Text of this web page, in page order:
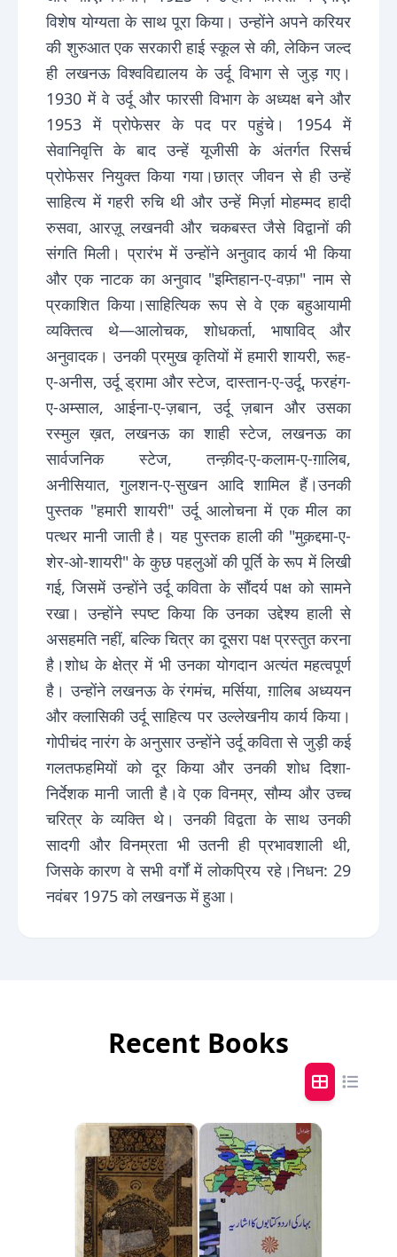
विशेष योग्यता के साथ पूरा किया। उन्होंने अपने करियर
की शुरुआत एक सरकारी हाई स्कूल से की, लेकिन जल्द
ही लखनऊ विश्वविद्यालय के उर्दू विभाग से जुड़ गए।
1930 में वे उर्दू और फारसी विभाग के अध्यक्ष बने और
1953 में प्रोफेसर के पद पर पहुंचे। 1954 में
सेवानिवृत्ति के बाद उन्हें यूजीसी के अंतर्गत रिसर्च
प्रोफेसर नियुक्त किया गया।छात्र जीवन से ही उन्हें
साहित्य में गहरी रुचि थी और उन्हें मिर्ज़ा मोहम्मद हादी
रुसवा, आरज़ू लखनवी और चकबस्त जैसे विद्वानों की
संगति मिली। प्रारंभ में उन्होंने अनुवाद कार्य भी किया
और एक नाटक का अनुवाद "इम्तिहान-ए-वफ़ा" नाम से
प्रकाशित किया।साहित्यिक रूप से वे एक बहुआयामी
व्यक्तित्व थे—आलोचक, शोधकर्ता, भाषाविद् और
अनुवादक। उनकी प्रमुख कृतियों में हमारी शायरी, रूह-
ए-अनीस, उर्दू ड्रामा और स्टेज, दास्तान-ए-उर्दू, फरहंग-
ए-अम्साल, आईना-ए-ज़बान, उर्दू ज़बान और उसका
रस्मुल ख़त, लखनऊ का शाही स्टेज, लखनऊ का
सार्वजनिक स्टेज, तन्क़ीद-ए-कलाम-ए-ग़ालिब,
अनीसियात, गुलशन-ए-सुखन आदि शामिल हैं।उनकी
पुस्तक "हमारी शायरी" उर्दू आलोचना में एक मील का
पत्थर मानी जाती है। यह पुस्तक हाली की "मुक़द्दमा-ए-
शेर-ओ-शायरी" के कुछ पहलुओं की पूर्ति के रूप में लिखी
गई, जिसमें उन्होंने उर्दू कविता के सौंदर्य पक्ष को सामने
रखा। उन्होंने स्पष्ट किया कि उनका उद्देश्य हाली से
असहमति नहीं, बल्कि चित्र का दूसरा पक्ष प्रस्तुत करना
है।शोध के क्षेत्र में भी उनका योगदान अत्यंत महत्वपूर्ण
है। उन्होंने लखनऊ के रंगमंच, मर्सिया, ग़ालिब अध्ययन
और क्लासिकी उर्दू साहित्य पर उल्लेखनीय कार्य किया।
गोपीचंद नारंग के अनुसार उन्होंने उर्दू कविता से जुड़ी कई
गलतफहमियों को दूर किया और उनकी शोध दिशा-
निर्देशक मानी जाती है।वे एक विनम्र, सौम्य और उच्च
चरित्र के व्यक्ति थे। उनकी विद्वता के साथ उनकी
सादगी और विनम्रता भी उतनी ही प्रभावशाली थी,
जिसके कारण वे सभी वर्गों में लोकप्रिय रहे।निधन: 29
नवंबर 1975 को लखनऊ में हुआ।
Recent Books